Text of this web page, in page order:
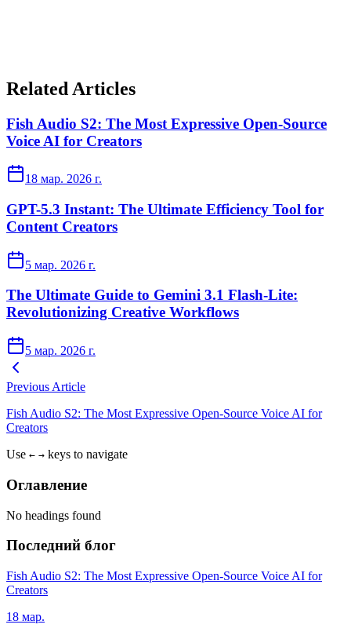
Related Articles
Fish Audio S2: The Most Expressive Open-Source
Voice AI for Creators
18 мар. 2026 г.
GPT-5.3 Instant: The Ultimate Efficiency Tool for
Content Creators
5 мар. 2026 г.
The Ultimate Guide to Gemini 3.1 Flash-Lite:
Revolutionizing Creative Workflows
5 мар. 2026 г.
Previous Article
Fish Audio S2: The Most Expressive Open-Source Voice AI for
Creators
Use ← → keys to navigate
Оглавление
No headings found
Последний блог
Fish Audio S2: The Most Expressive Open-Source Voice AI for
Creators
18 мар.